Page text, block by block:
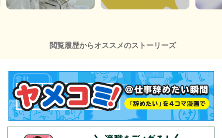
閲覧履歴からオススメのストーリーズ